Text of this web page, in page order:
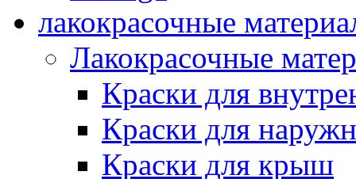
лакокрасочные
Лакокрасочные
Краски для
Краски для
Краски для крыш